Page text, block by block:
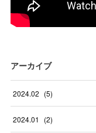
アーカイブ
2024.02 (5)
2024.01 (2)